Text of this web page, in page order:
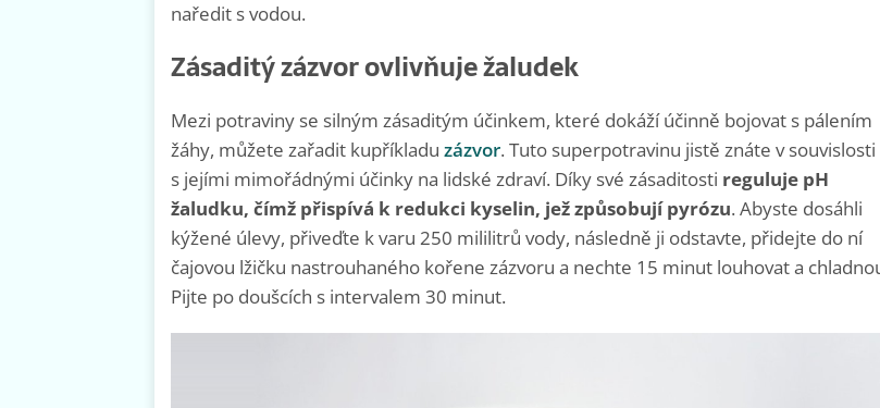
naředit s vodou.
Zásaditý zázvor ovlivňuje žaludek
Mezi potraviny se silným zásaditým účinkem, které dokáží účinně bojovat s pálením
žáhy, můžete zařadit kupříkladu zázvor. Tuto superpotravinu jistě znáte v souvislosti
s jejími mimořádnými účinky na lidské zdraví. Díky své zásaditosti reguluje pH
žaludku, čímž přispívá k redukci kyselin, jež způsobují pyrózu. Abyste dosáhli
kýžené úlevy, přiveďte k varu 250 mililitrů vody, následně ji odstavte, přidejte do ní
čajovou lžičku nastrouhaného kořene zázvoru a nechte 15 minut louhovat a
Pijte po doušcích s intervalem 30 minut.